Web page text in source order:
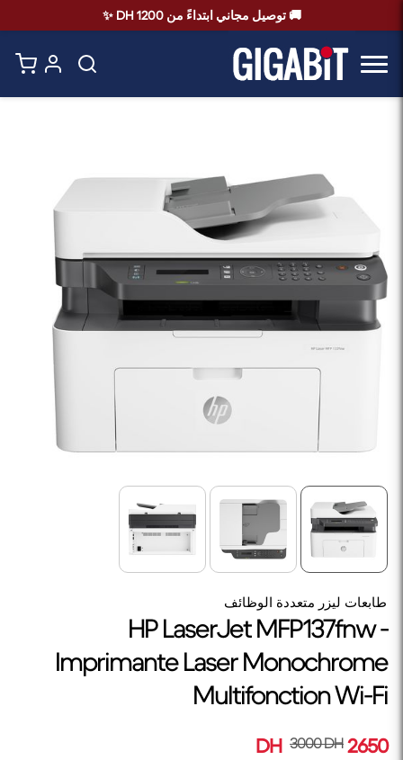
🚚 توصيل مجاني ابتداءً من 1200 DH ✨
طابعات ليزر متعددة الوظائف
HP LaserJet MFP137fnw -
Imprimante Laser Monochrome
Multifonction Wi-Fi
2650 DH
3000 DH